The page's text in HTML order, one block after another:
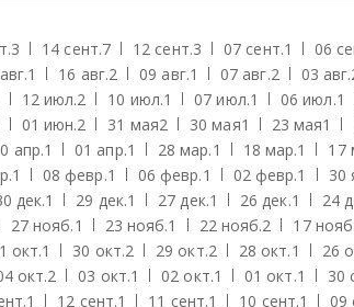
3 14 сент.7 12 сент.3 07 сент.1 06
1 16 авг.2 09 авг.1 07 авг.2 03 авг.
12 июл.2 10 июл.1 07 июл.1 06 июл.1
01 июн.2 31 мая2 30 мая1 23 мая1
апр.1 01 апр.1 28 мар.1 18 мар.1 17
1 08 февр.1 06 февр.1 02 февр.1 30
дек.1 29 дек.1 27 дек.1 26 дек.1 24
27 нояб.1 23 нояб.1 22 нояб.2 17 нояб.
окт.1 30 окт.2 29 окт.2 28 окт.1 26
окт.2 03 окт.1 02 окт.1 01 окт.1 30
1 12 сент.1 11 сент.1 10 сент.1 09